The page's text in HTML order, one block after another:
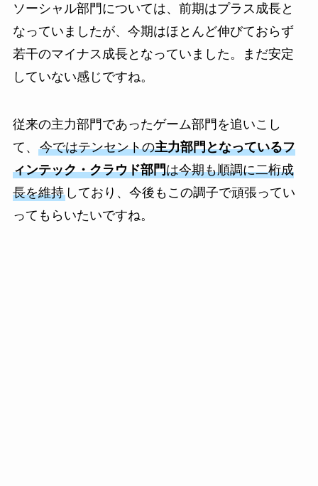
ソーシャル部門については、前期はプラス成長と
なっていましたが、今期はほとんど伸びておらず
若干のマイナス成長となっていました。まだ安定
していない感じですね。
従来の主力部門であったゲーム部門を追いこし
て、 今ではテンセントの主力部門となっているフ
ィンテック・クラウド部門は今期も順調に二桁成
長を維持しており、今後もこの調子で頑張ってい
ってもらいたいですね。